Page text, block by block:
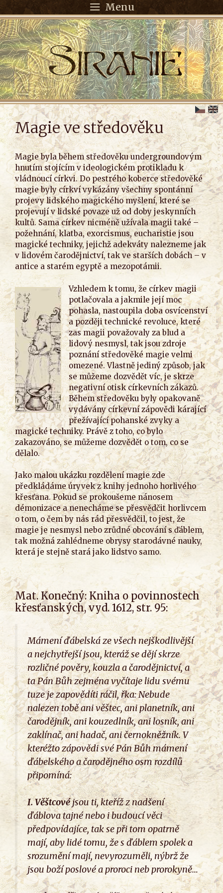
Menu
Magie ve středověku
Magie byla během středověku undergroundovým
hnutím stojícím v ideologickém protikladu k
vládnoucí církvi. Do pestrého koberce středověké
magie byly církví vykázány všechny spontánní
projevy lidského magického myšlení, které se
projevují v lidské povaze už od doby jeskynních
kultů. Sama církev nicméně užívala magii také –
požehnání, klatba, exorcismus, eucharistie jsou
magické techniky, jejichž adekváty nalezneme jak
v lidovém čarodějnictví, tak ve starších dobách – v
antice a starém egyptě a mezopotámii.
Vzhledem k tomu, že církev magii
potlačovala a jakmile její moc
pohasla, nastoupila doba osvícenství
a později technické revoluce, které
zas magii považovaly za blud a
lidový nesmysl, tak jsou zdroje
poznání středověké magie velmi
omezené. Vlastně jediný způsob, jak
se můžeme dozvědět víc, je skrze
negativní otisk církevních zákazů.
Během středověku byly opakovaně
vydávány církevní zápovědi kárající
přežívající pohanské zvyky a
magické techniky. Právě z toho, co bylo
zakazováno, se můžeme dozvědět o tom, co se
dělalo.
Jako malou ukázku rozdělení magie zde
předkládáme úryvek z knihy jednoho horlivého
křesťana. Pokud se prokoušeme nánosem
démonizace a nenecháme se přesvědčit horlivcem
o tom, o čem by nás rád přesvědčil, to jest, že
magie je nesmysl nebo zrůdné obcování s ďáblem,
tak možná zahlédneme obrysy starodávné nauky,
která je stejně stará jako lidstvo samo.
Mat. Konečný: Kniha o povinnostech
křesťanských, vyd. 1612, str. 95:
Mámení ďábelská ze všech nejškodlivější
a nejchytřejší jsou, kteráž se dějí skrze
rozličné pověry, kouzla a čarodějnictví, a
ta Pán Bůh zejména vyčítaje lidu svému
tuze je zapovědíti ráčil, řka: Nebude
nalezen tobě ani věštec, ani planetník, ani
čarodějník, ani kouzedlník, ani losník, ani
zaklínač, ani hadač, ani černokněžník. V
kteréžto zápovědi své Pán Bůh mámení
ďábelského a čarodějného osm rozdílů
připomíná:
I.Věštcovéjsou ti, kteříž z nadšení
ďáblova tajné nebo i budoucí věci
předpovídajíce, tak se při tom opatrně
mají, aby lidé tomu, že s ďáblem spolek a
srozumění mají, nevyrozuměli, nýbrž že
jsou boží poslové a proroci neb prorokyně…